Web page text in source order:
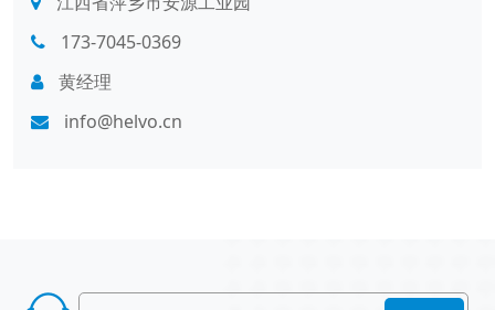
173-7045-0369
黄经理
info@helvo.cn